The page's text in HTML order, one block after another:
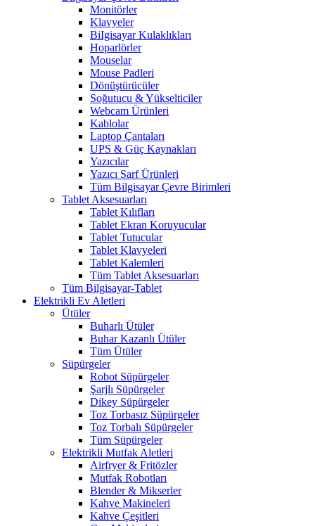
Monitörler
Klavyeler
BiIgisayar Kulaklıkları
Hoparlörler
Mouselar
Mouse Padleri
Dönüştürücüler
Soğutucu & Yükselticiler
Webcam Ürünleri
Kablolar
Laptop Çantaları
UPS & Güç Kaynakları
Yazıcılar
Yazıcı Sarf Ürünleri
Tüm Bilgisayar Çevre Birimleri
Tablet Aksesuarları
Tablet Kılıfları
Tablet Ekran Koruyucular
Tablet Tutucular
Tablet Klavyeleri
Tablet Kalemleri
Tüm Tablet Aksesuarları
Tüm Bilgisayar-Tablet
Elektrikli Ev Aletleri
Ütüler
Buharlı Ütüler
Buhar Kazanlı Ütüler
Tüm Ütüler
Süpürgeler
Robot Süpürgeler
Şarjlı Süpürgeler
Dikey Süpürgeler
Toz Torbasız Süpürgeler
Toz Torbalı Süpürgeler
Tüm Süpürgeler
Elektrikli Mutfak Aletleri
Airfryer & Fritözler
Mutfak Robotları
Blender & Mikserler
Kahve Makineleri
Kahve Çeşitleri